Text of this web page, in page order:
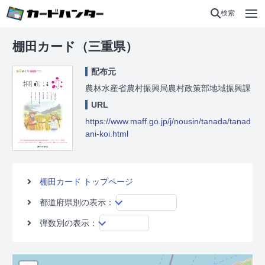
検索
棚田カード（三重県）
配布元
農林水産省農村振興局農村政策部地域振興課
URL
https://www.maff.go.jp/j/nousin/tanada/tanad
ani-koi.html
棚田カード トップページ
都道府県別の表示：
弾数別の表示：